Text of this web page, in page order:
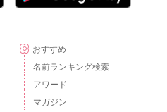
おすすめ
名前ランキング検索
アワード
マガジン